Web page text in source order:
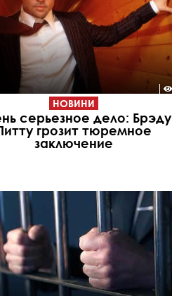
НОВИНИ
серьезное дело: Брэду
грозит тюремное
заключение